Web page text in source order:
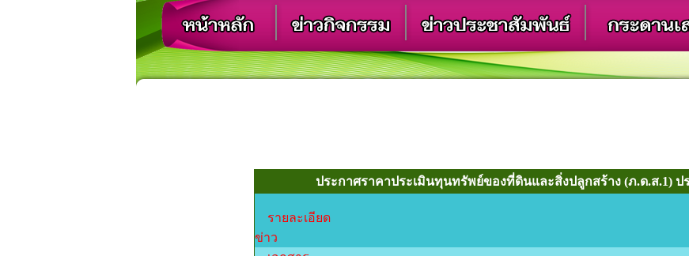
ประกาศราคาประเมินทุนทรัพย์ของที่ดินและสิ่งปลูกสร้าง (ภ.ด.ส.1) ปร
รายละเอียด
ข่าว